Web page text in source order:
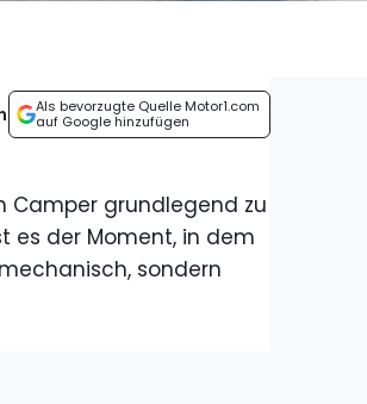
Als bevorzugte Quelle Motor1.com
auf Google hinzufügen
Camper grundlegend zu
es der Moment, in dem
sondern